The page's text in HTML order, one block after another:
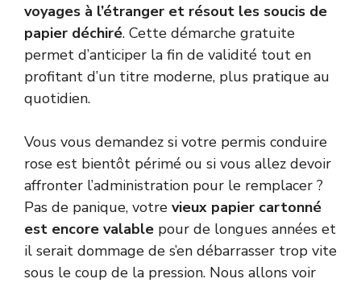
voyages à l’étranger et résout les soucis de
papier déchiré. Cette démarche gratuite
permet d’anticiper la fin de validité tout en
profitant d’un titre moderne, plus pratique au
quotidien.
Vous vous demandez si votre permis conduire
rose est bientôt périmé ou si vous allez devoir
affronter l’administration pour le remplacer ?
Pas de panique, votre vieux papier cartonné
est encore valable pour de longues années et
il serait dommage de s’en débarrasser trop vite
sous le coup de la pression. Nous allons voir